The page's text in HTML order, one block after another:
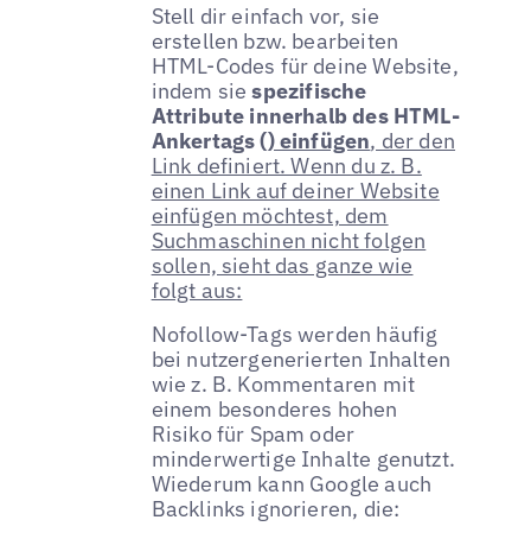
Stell dir einfach vor, sie
erstellen bzw. bearbeiten
HTML-Codes für deine Website,
indem siespezifische
Attribute innerhalb des HTML-
Ankertags () einfügen, der den
Link definiert. Wenn du z. B.
einen Link auf deiner Website
einfügen möchtest, dem
Suchmaschinen nicht folgen
sollen, sieht das ganze wie
folgt aus:
Nofollow-Tags werden häufig
bei nutzergenerierten Inhalten
wie z. B. Kommentaren mit
einem besonderes hohen
Risiko für Spam oder
minderwertige Inhalte genutzt.
Wiederum kann Google auch
Backlinks ignorieren, die: